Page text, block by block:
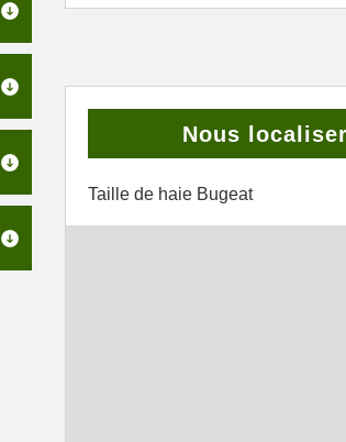
Nous localiser
Taille de haie Bugeat